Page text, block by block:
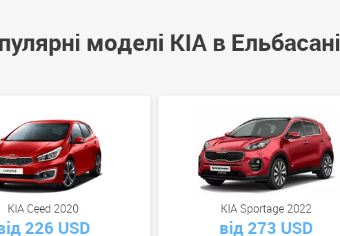
моделі KIA в Ельбасані
KIA Ceed 2020
226 USD
KIA Sportage 2022
від 273 USD